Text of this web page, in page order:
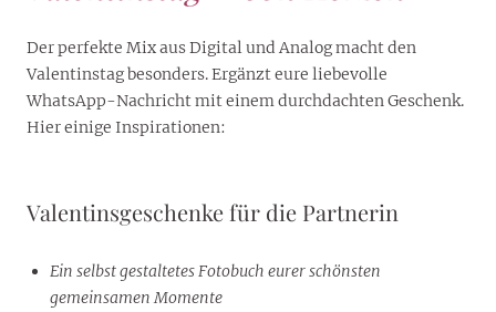
Der perfekte Mix aus Digital und Analog macht den
Valentinstag besonders. Ergänzt eure liebevolle
WhatsApp-Nachricht mit einem durchdachten Geschenk.
Hier einige Inspirationen:
Valentinsgeschenke für die Partnerin
Ein selbst gestaltetes Fotobuch eurer schönsten
gemeinsamen Momente